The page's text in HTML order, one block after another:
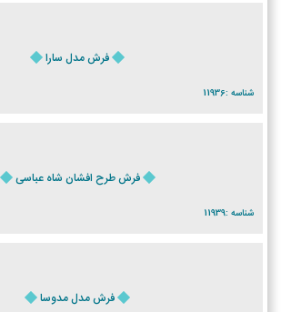
فرش مدل سارا
شناسه :11936
فرش طرح افشان شاه عباسی
شناسه :11939
فرش مدل مدوسا